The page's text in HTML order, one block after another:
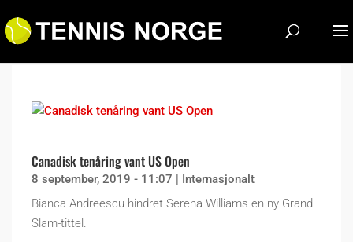
Canadisk tenåring vant US Open
8 september, 2019 - 11:07 | Internasjonalt
Bianca Andreescu hindret Serena Williams en ny Grand
Slam-tittel.